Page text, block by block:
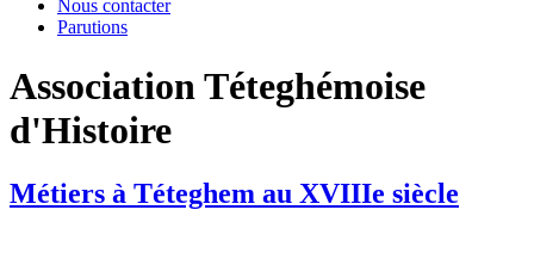
Nous contacter
Parutions
Association Téteghémoise
d'Histoire
Métiers à Téteghem au XVIIIe siècle